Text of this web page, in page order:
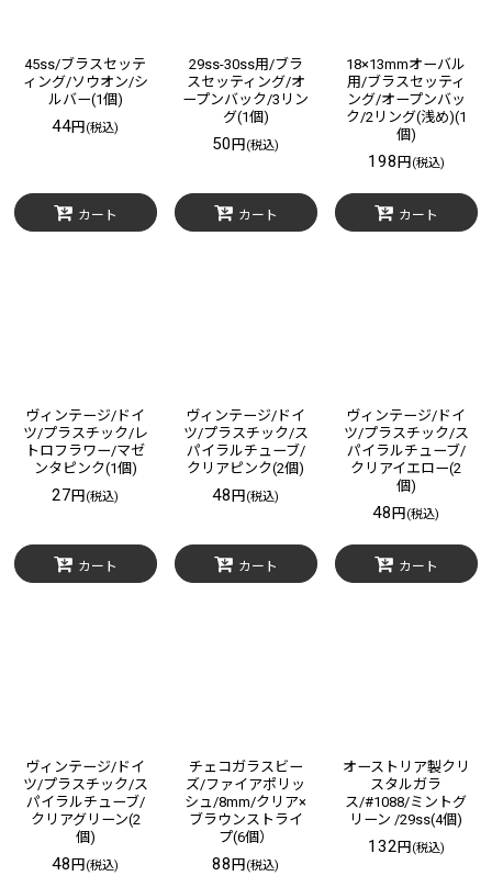
45ss/ブラスセッテ
ィング/ソウオン/シ
ルバー(1個)
44円 (税込)
カート
29ss-30ss用/ブラ
スセッティング/オ
ープンバック/3リン
グ(1個)
50円 (税込)
カート
18×13mmオーバル
用/ブラスセッティ
ング/オープンバッ
ク/2リング(浅め)(1
個)
198 円 (税込)
カート
ヴィンテージ/ドイ
ツ/プラスチック/レ
トロフラワー/マゼ
ンタピンク(1個)
27円 (税込)
カート
ヴィンテージ/ドイ
ツ/プラスチック/ス
パイラルチューブ/
クリアピンク(2個)
48円 (税込)
カート
ヴィンテージ/ドイ
ツ/プラスチック/ス
パイラルチューブ/
クリアイエロー(2
個)
48円 (税込)
カート
ヴィンテージ/ドイ
ツ/プラスチック/ス
パイラルチューブ/
クリアグリーン(2
個)
48円 (税込)
チェコガラスビー
ズ/ファイアポリッ
シュ/8mm/クリア×
ブラウンストライ
プ(6個）
88円 (税込)
オーストリア製クリ
スタルガラ
ス/#1088/ミントグ
リーン /29ss(4個)
132 円 (税込)